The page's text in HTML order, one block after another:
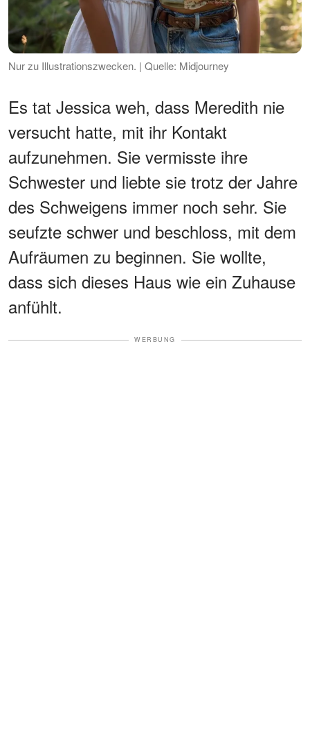
Nur zu Illustrationszwecken. | Quelle: Midjourney
Es tat Jessica weh, dass Meredith nie
versucht hatte, mit ihr Kontakt
aufzunehmen. Sie vermisste ihre
Schwester und liebte sie trotz der Jahre
des Schweigens immer noch sehr. Sie
seufzte schwer und beschloss, mit dem
Aufräumen zu beginnen. Sie wollte,
dass sich dieses Haus wie ein Zuhause
anfühlt.
WERBUNG